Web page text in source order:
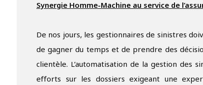
Synergie Homme-Machine au service de
De nos jours, les gestionnaires de sinistres
de gagner du temps et de prendre des
clientèle. L’automatisation de la gestion
efforts sur les dossiers exigeant une